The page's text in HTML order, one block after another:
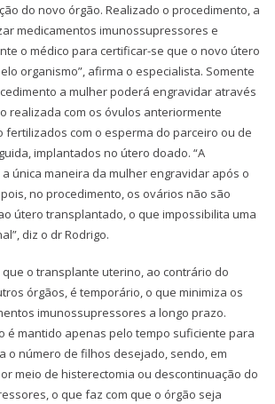
do novo órgão. Realizado o procedimento, a
medicamentos imunossupressores e
o médico para certificar-se que o novo útero
organismo”, afirma o especialista. Somente
a mulher poderá engravidar através
realizada com os óvulos anteriormente
fertilizados com o esperma do parceiro ou de
implantados no útero doado. “A
única maneira da mulher engravidar após o
no procedimento, os ovários não são
útero transplantado, o que impossibilita uma
diz o dr Rodrigo.
o transplante uterino, ao contrário do
órgãos, é temporário, o que minimiza os
imunossupressores a longo prazo.
é mantido apenas pelo tempo suficiente para
o número de filhos desejado, sendo, em
meio de histerectomia ou descontinuação do
o que faz com que o órgão seja